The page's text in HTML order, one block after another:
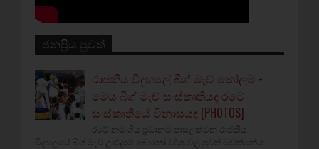
ජනප්‍රිය පුවත්
රාජකීය විදුහලේ බිග් මැච් කෝලම -
මෙය බිග් මැච් සංස්කෘතියද රටේ
සංස්කෘතියේ විනාසයද [PHOTOS]
රටේ නම ගිය ප්‍රධානම පාසලක්වන රාජකීය
විද්‍යාලයේ බිග් මැච් උණුසුම බොහෝ වර්ෂ වල පුවත් මවන්නේය.